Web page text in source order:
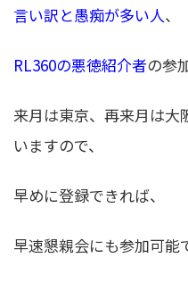
言い訳と愚痴が多い人、
RL360の悪徳紹介者の参
来月は東京、再来月は大
いますので、
早めに登録できれば、
早速懇親会にも参加可能